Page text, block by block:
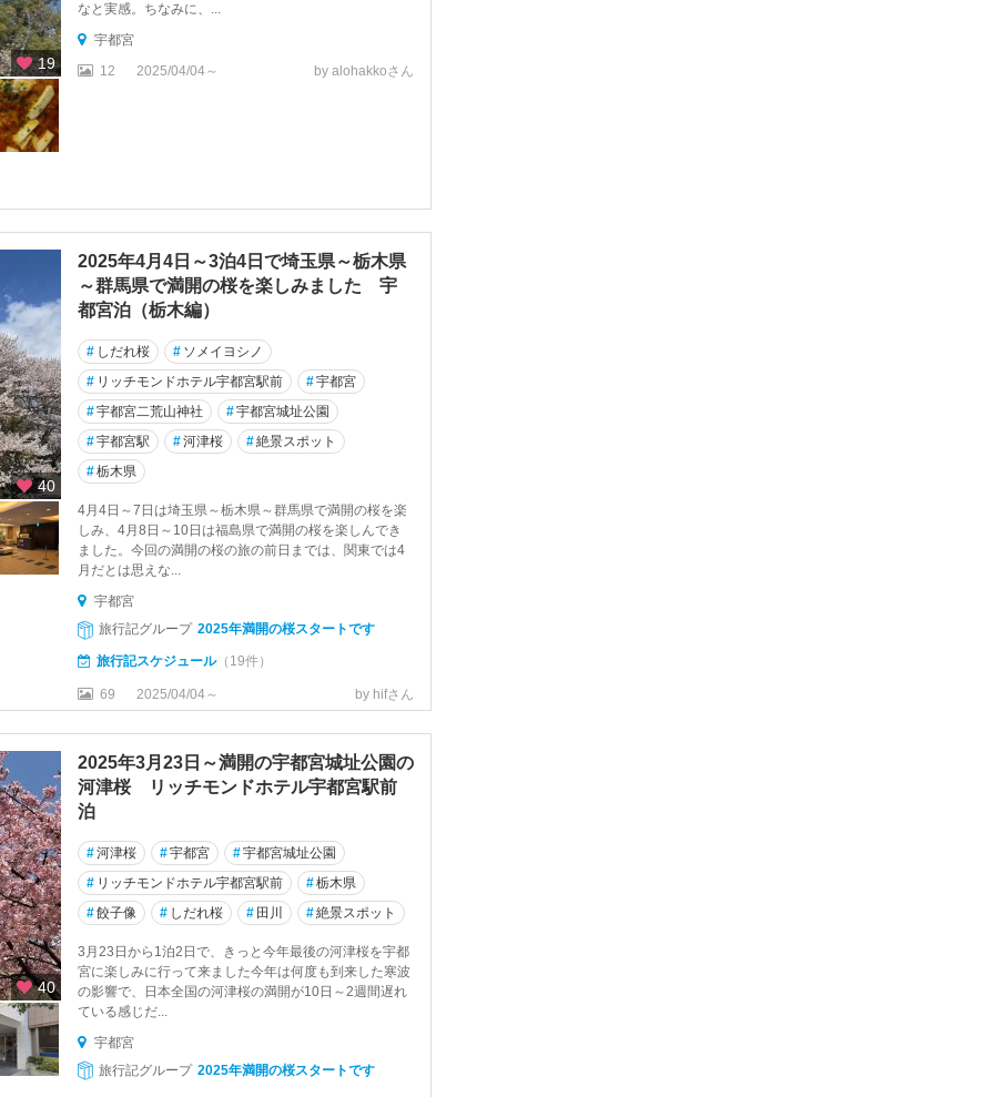
19
なと実感。ちなみに、...
宇都宮
12
2025/04/04～ by alohakkoさん
40
2025年4月4日～3泊4日で埼玉県～栃木県
～群馬県で満開の桜を楽しみました 宇
都宮泊（栃木編）
# しだれ桜 # ソメイヨシノ
# リッチモンドホテル宇都宮駅前 #宇都宮
#宇都宮二荒山神社 #宇都宮城址公園
#宇都宮駅 #河津桜 #絶景スポット
#栃木県
4月4日～7日は埼玉県～栃木県～群馬県で満開の桜を楽
しみ、4月8日～10日は福島県で満開の桜を楽しんでき
ました。今回の満開の桜の旅の前日までは、関東では4
月だとは思えな...
宇都宮
旅行記グループ 2025年満開の桜スタートです
旅行記スケジュール（19件）
69 2025/04/04～ by hifさん
40
2025年3月23日～満開の宇都宮城址公園の
河津桜 リッチモンドホテル宇都宮駅前
泊
#河津桜 #宇都宮 #宇都宮城址公園
# リッチモンドホテル宇都宮駅前 #栃木県
#餃子像 # しだれ桜 # 田川 #絶景スポット
3月23日から1泊2日で、きっと今年最後の河津桜を宇都
宮に楽しみに行って来ました今年は何度も到来した寒波
の影響で、日本全国の河津桜の満開が10日～2週間遅れ
ている感じだ...
宇都宮
旅行記グループ 2025年満開の桜スタートです